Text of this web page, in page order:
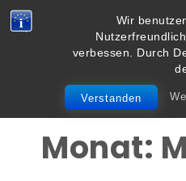
Wir
verbessen. Durch
Verstanden
Skip to content
Vielbegabt.de
Monat: